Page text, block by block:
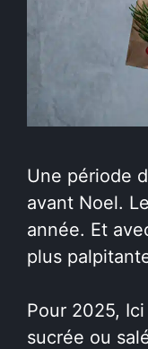
Une période
avant Noel.
année. Et
plus
Pour 2025,
sucrée ou